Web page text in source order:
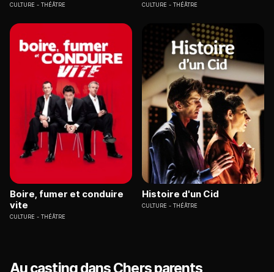
CULTURE THÉÂTRE CULTURE THÉÂTRE
Boire, fumer et conduire
vite
CULTURE THÉÂTRE
Histoire d'un Cid
CULTURE THÉÂTRE
Au casting dans Chers parents